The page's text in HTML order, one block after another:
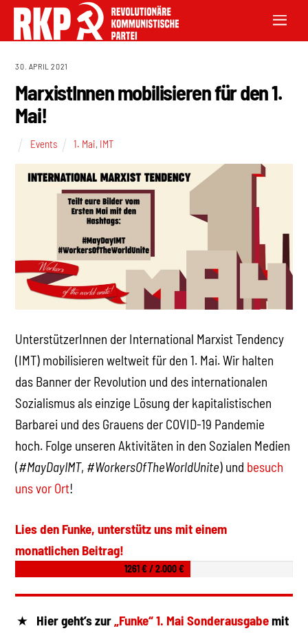
30. APRIL 2021
MarxistInnen mobilisieren für den 1.
Mai!
Events 1. Mai, IMT
UnterstützerInnen der International Marxist Tendency
(IMT) mobilisieren weltweit für den 1. Mai. Wir halten
das Banner der Revolution und des internationalen
Sozialismus als einzige Lösung der kapitalistischen
Barbarei und des Grauens der COVID-19 Pandemie
hoch. Folge unseren Aktivitäten in den Sozialen Medien
(#MayDayIMT, #WorkersOfTheWorldUnite) und besuch
uns vor Ort!
Lies den Funke, unterstütz uns mit einem
monatlichen Beitrag!
1261 € / 2.000 €
Hier geht’s zur„Funke“ 1. Mai Sonderausgabemit